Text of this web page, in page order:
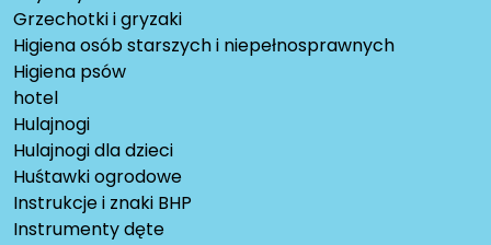
Grzechotki i gryzaki
Higiena osób starszych i niepełnosprawnych
Higiena psów
hotel
Hulajnogi
Hulajnogi dla dzieci
Huśtawki ogrodowe
Instrukcje i znaki BHP
Instrumenty dęte